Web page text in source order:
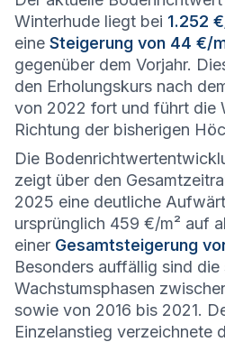
Winterhude liegt bei 1.252
eine Steigerung von 44 €/
gegenüber dem Vorjahr.
den Erholungskurs nach
von 2022 fort und führt die
Richtung der bisherigen
Die
zeigt über den
2025 eine deutliche
ursprünglich 459 €/m² auf
einer Gesamtsteigerung
Besonders auffällig sind die
Wachstumsphasen
sowie von 2016 bis 2021.
Einzelanstieg verzeichnete